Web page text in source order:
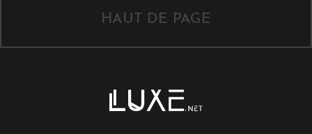
HAUT DE PAGE